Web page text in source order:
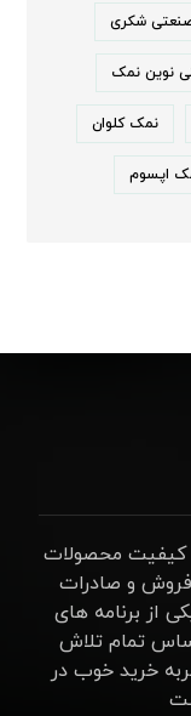
شکری
نوین نمک
نمک کلوان
اپسوم
کیفیت محصولات
فروش و صادرات
از برنامه های
تمام تلاش
خرید خوب در